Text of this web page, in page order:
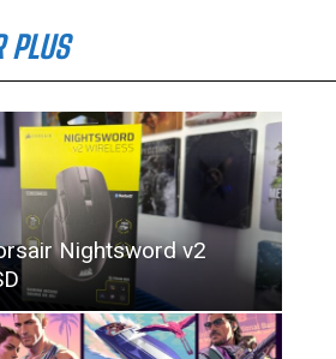
PLUS
Nightsword v2